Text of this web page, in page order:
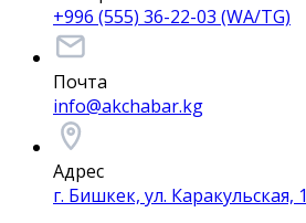
+996 (555) 36-22-03 (WA/TG)
Почта
info@akchabar.kg
Адрес
г. Бишкек, ул. Каракульская, 1